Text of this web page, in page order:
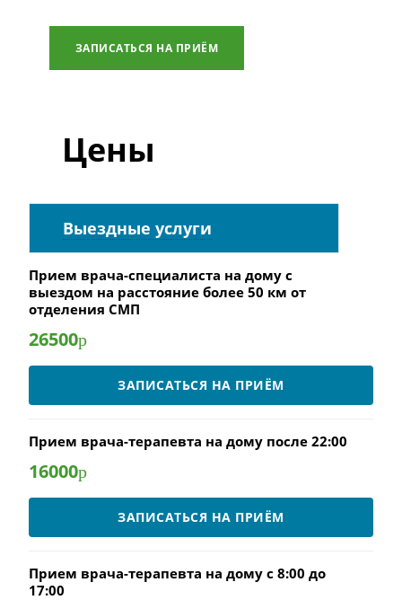
ЗАПИСАТЬСЯ НА ПРИЁМ
Цены
Выездные услуги
Прием врача-специалиста на дому с
выездом на расстояние более 50 км от
отделения СМП
26500р
ЗАПИСАТЬСЯ НА ПРИЁМ
Прием врача-терапевта на дому после 22:00
16000р
ЗАПИСАТЬСЯ НА ПРИЁМ
Прием врача-терапевта на дому с 8:00 до
17:00